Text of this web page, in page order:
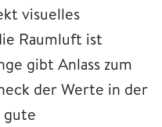
visuelles
Raumluft ist
gibt Anlass zum
der Werte in der
gute